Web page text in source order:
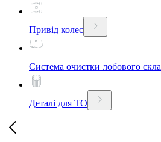
Привід колес
Система очистки лобового скла
Деталі для ТО